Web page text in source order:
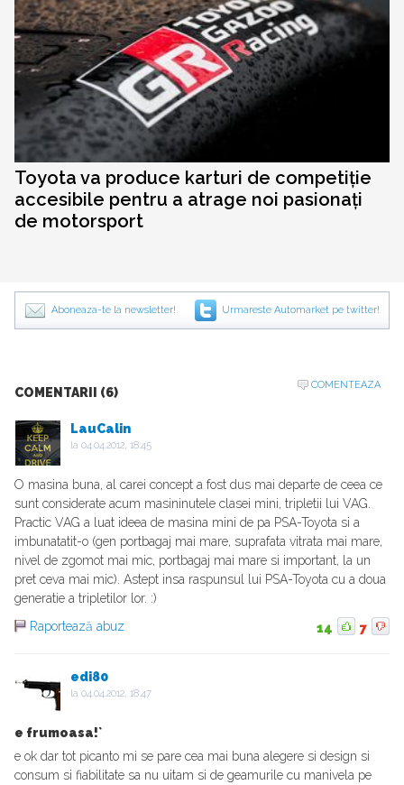
Toyota va produce karturi de competiție
accesibile pentru a atrage noi pasionați
de motorsport
Aboneaza-te la newsletter! Urmareste Automarket pe twitter!
COMENTARII (6)
COMENTEAZA
LauCalin
la 04.04.2012, 18:45
O masina buna, al carei concept a fost dus mai departe de ceea ce
sunt considerate acum masininutele clasei mini, tripletii lui VAG.
Practic VAG a luat ideea de masina mini de pa PSA-Toyota si a
imbunatatit-o (gen portbagaj mai mare, suprafata vitrata mai mare,
nivel de zgomot mai mic, portbagaj mai mare si important, la un
pret ceva mai mic). Astept insa raspunsul lui PSA-Toyota cu a doua
generatie a tripletilor lor. :)
Raportează abuz
14 7
edi80
la 04.04.2012, 18:47
e frumoasa!`
e ok dar tot picanto mi se pare cea mai buna alegere si design si
consum si fiabilitate sa nu uitam si de geamurile cu manivela pe